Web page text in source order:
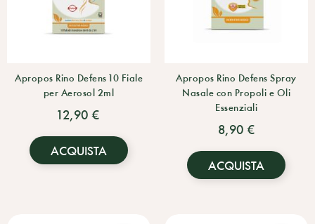
Apropos Rino Defens 10 Fiale
per Aerosol 2ml
12,90 €
ACQUISTA
Apropos Rino Defens Spray
Nasale con Propoli e Oli
Essenziali
8,90 €
ACQUISTA